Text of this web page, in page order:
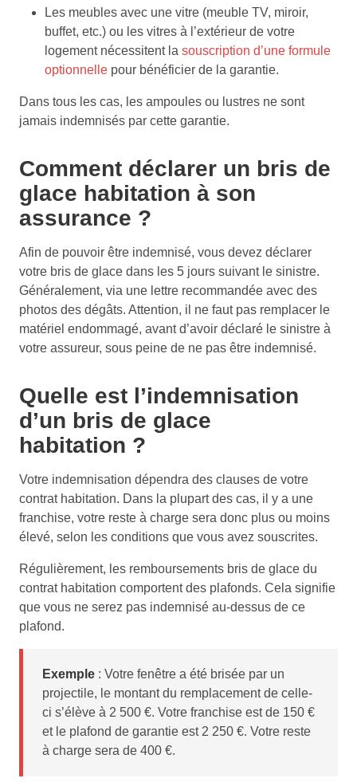
Les meubles avec une vitre (meuble TV, miroir,
buffet, etc.) ou les vitres à l’extérieur de votre
logement nécessitent la souscription d’une formule
optionnelle pour bénéficier de la garantie.
Dans tous les cas, les ampoules ou lustres ne sont
jamais indemnisés par cette garantie.
Comment déclarer un bris de
glace habitation à son
assurance ?
Afin de pouvoir être indemnisé, vous devez déclarer
votre bris de glace dans les 5 jours suivant le sinistre.
Généralement, via une lettre recommandée avec des
photos des dégâts. Attention, il ne faut pas remplacer le
matériel endommagé, avant d’avoir déclaré le sinistre à
votre assureur, sous peine de ne pas être indemnisé.
Quelle est l’indemnisation
d’un bris de glace
habitation ?
Votre indemnisation dépendra des clauses de votre
contrat habitation. Dans la plupart des cas, il y a une
franchise, votre reste à charge sera donc plus ou moins
élevé, selon les conditions que vous avez souscrites.
Régulièrement, les remboursements bris de glace du
contrat habitation comportent des plafonds. Cela signifie
que vous ne serez pas indemnisé au-dessus de ce
plafond.
Exemple : Votre fenêtre a été brisée par un
projectile, le montant du remplacement de celle-
ci s’élève à 2 500 €. Votre franchise est de 150 €
et le plafond de garantie est 2 250 €. Votre reste
à charge sera de 400 €.